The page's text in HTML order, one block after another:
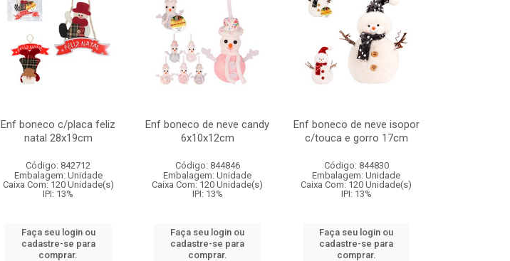
Enf boneco c/placa feliz
natal 28x19cm
Código: 842712
Embalagem: Unidade
Caixa Com: 120 Unidade(s)
IPI: 13%
Faça seu login ou
cadastre-se para
comprar.
Enf boneco de neve candy
6x10x12cm
Código: 844846
Embalagem: Unidade
Caixa Com: 120 Unidade(s)
IPI: 13%
Faça seu login ou
cadastre-se para
comprar.
Enf boneco de neve isopor
c/touca e gorro 17cm
Código: 844830
Embalagem: Unidade
Caixa Com: 120 Unidade(s)
IPI: 13%
Faça seu login ou
cadastre-se para
comprar.